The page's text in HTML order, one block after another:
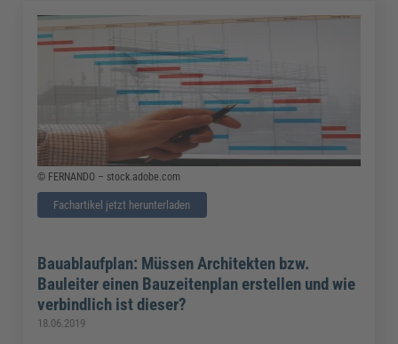
© FERNANDO – stock.adobe.com
Fachartikel jetzt herunterladen
Bauablaufplan: Müssen Architekten bzw.
Bauleiter einen Bauzeitenplan erstellen und wie
verbindlich ist dieser?
18.06.2019